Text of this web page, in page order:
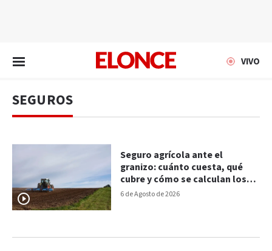
VIVO
SEGUROS
6 de Agosto de 2026
Seguro agrícola ante el
granizo: cuánto cuesta, qué
cubre y cómo se calculan los
daños